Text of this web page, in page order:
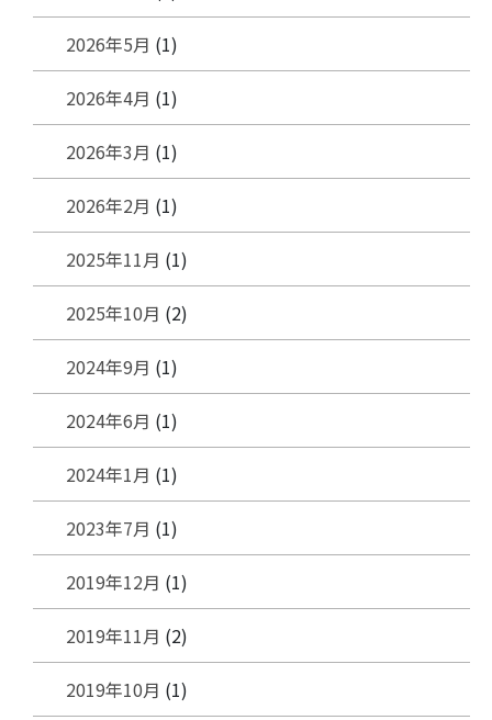
2026年5月 (1)
2026年4月 (1)
2026年3月 (1)
2026年2月 (1)
2025年11月 (1)
2025年10月 (2)
2024年9月 (1)
2024年6月 (1)
2024年1月 (1)
2023年7月 (1)
2019年12月 (1)
2019年11月 (2)
2019年10月 (1)